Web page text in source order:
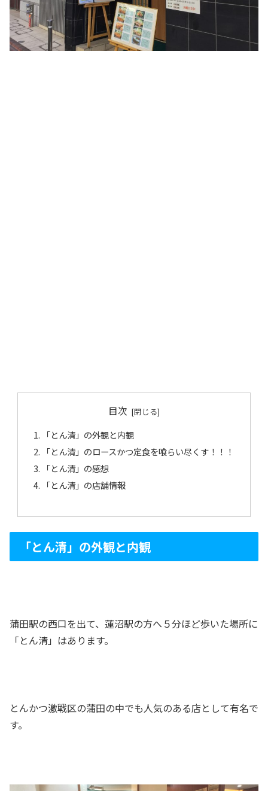
目次
「とん清」の外観と内観
「とん清」のロースかつ定食を喰らい尽くす！！！
「とん清」の感想
「とん清」の店舗情報
「とん清」の外観と内観
蒲田駅の西口を出て、蓮沼駅の方へ５分ほど歩いた場所に
「とん清」はあります。
とんかつ激戦区の蒲田の中でも人気のある店として有名で
す。